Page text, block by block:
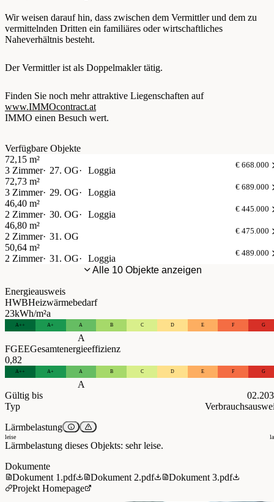
Wir weisen darauf hin, dass zwischen dem Vermittler und dem zu
vermittelnden Dritten ein familiäres oder wirtschaftliches
Naheverhältnis besteht.
Der Vermittler ist als Doppelmakler tätig.
Finden Sie noch mehr attraktive Liegenschaften auf
www.IMMOcontract.at
IMMO einen Besuch wert.
Verfügbare Objekte
72,15 m²
3 Zimmer
27. OG Loggia
€ 668.000
72,73 m²
3 Zimmer
29. OG Loggia
€ 689.000
46,40 m²
2 Zimmer
30. OG Loggia
€ 445.000
46,80 m²
2 Zimmer
31. OG
€ 475.000
50,64 m²
2 Zimmer
31. OG Loggia
€ 489.000
Alle 10 Objekte anzeigen
Energieausweis
HWBHeizwärmebedarf
23kWh/m²a
A++ A+ A B C D E F G
A
FGEEGesamtenergieeffizienz
0,82
A++ A+ A B C D E F G
A
Gültig bis
Typ
Lärmbelastung
leise
Lärmbelastung dieses Objekts: sehr leise.
Dokumente
Dokument 1.pdf
Dokument 2.pdf
Dokument 3.pdf
Projekt Homepage